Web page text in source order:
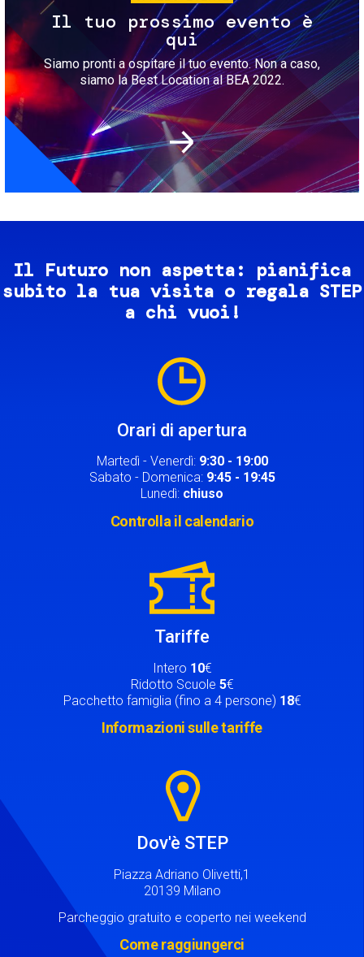
Il tuo prossimo evento è
qui
Siamo pronti a ospitare il tuo evento. Non a caso,
siamo la Best Location al BEA 2022.
Il Futuro non aspetta: pianifica
subito la tua visita o regala STEP
a chi vuoi!
Orari di apertura
Martedì - Venerdì: 9:30 - 19:00
Sabato - Domenica: 9:45 - 19:45
Lunedì: chiuso
Controlla il calendario
Tariffe
Intero 10€
Ridotto Scuole 5€
Pacchetto famiglia (fino a 4 persone) 18€
Informazioni sulle tariffe
Dov'è STEP
Piazza Adriano Olivetti,1
20139 Milano
Parcheggio gratuito e coperto nei weekend
Come raggiungerci